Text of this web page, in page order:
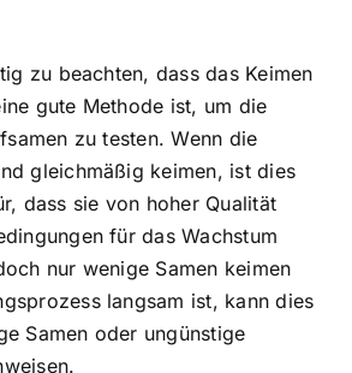
zu beachten, dass das Keimen
gute Methode ist, um die
zu testen. Wenn die
gleichmäßig keimen, ist dies
dass sie von hoher Qualität
für das Wachstum
nur wenige Samen keimen
langsam ist, kann dies
Samen oder ungünstige